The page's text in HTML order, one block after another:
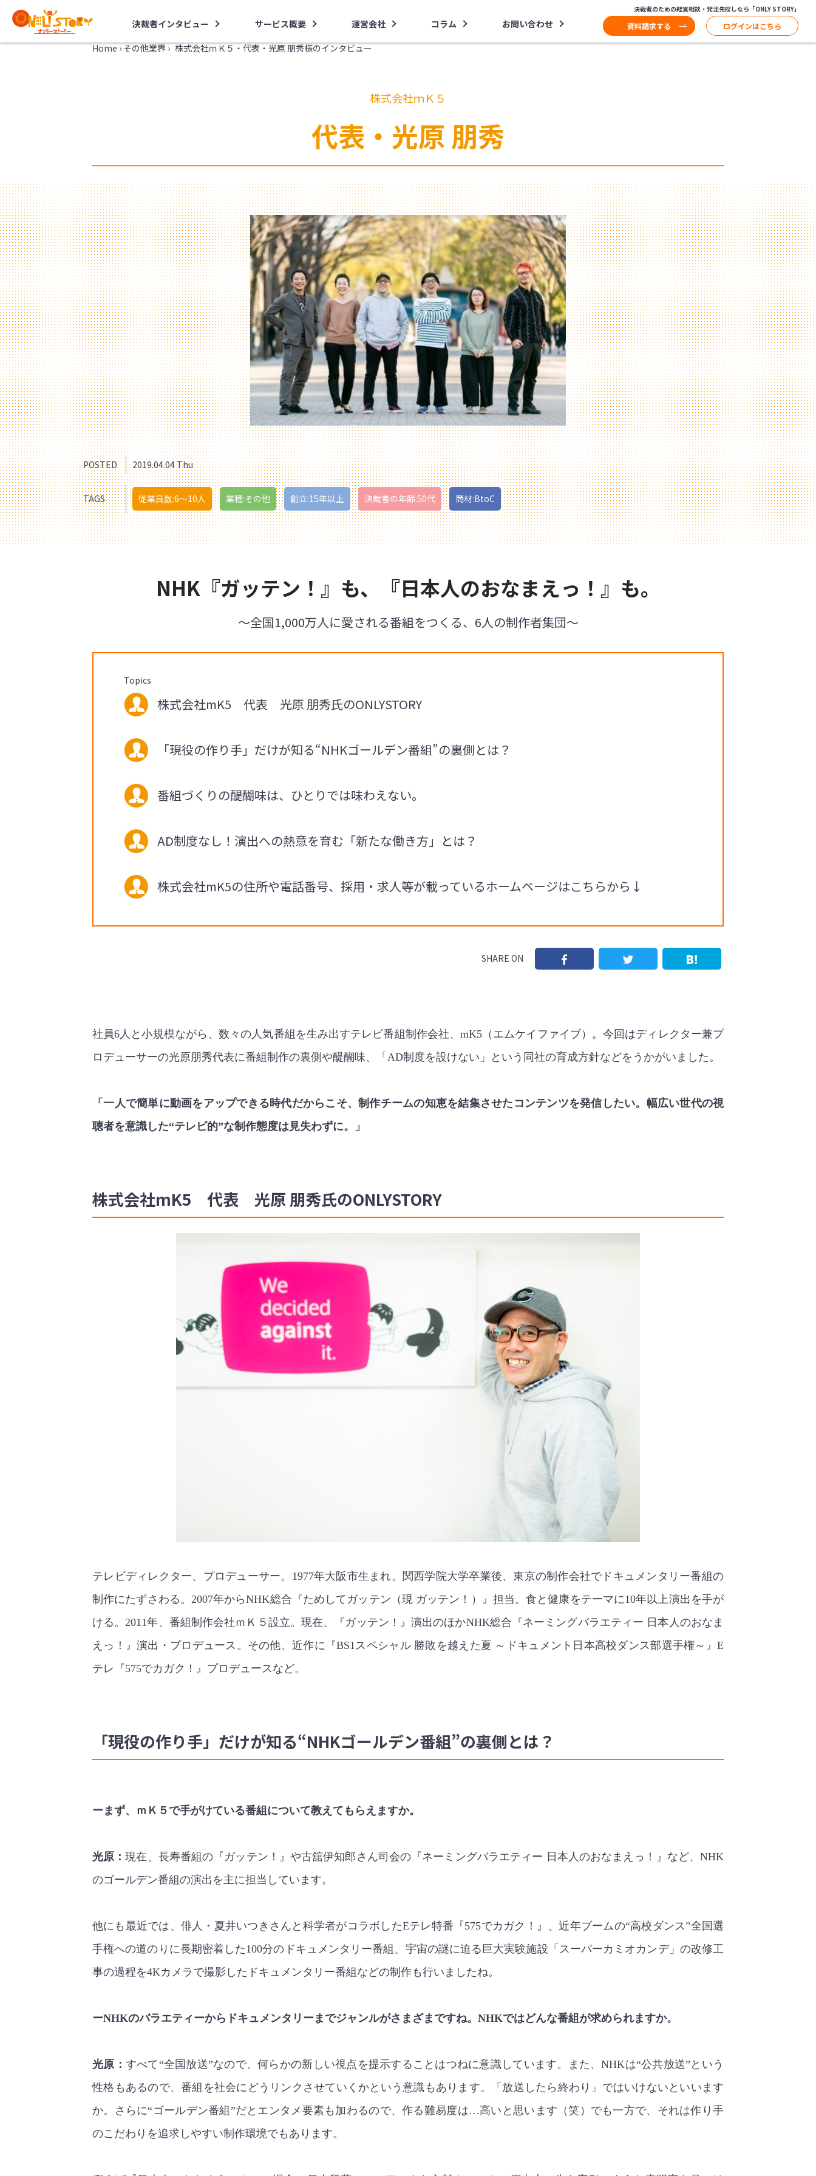
決裁者インタビュー サービス概要 運営会社 コラム お問い合わせ
決裁者のための経営相談・発注先探しなら「ONLY STORY」
資料請求する ログインはこちら
Home › その他業界 › 株式会社ｍＫ５・代表・光原 朋秀様のインタビュー
株式会社ｍＫ５
代表・光原 朋秀
POSTED 2019.04.04 Thu
TAGS 従業員数:6～10人 業種:その他 創立:15年以上 決裁者の年齢:50代 商材:BtoC
NHK『ガッテン！』も、『日本人のおなまえっ！』も。
〜全国1,000万人に愛される番組をつくる、6人の制作者集団〜
Topics
株式会社mK5 代表 光原 朋秀氏のONLYSTORY
「現役の作り手」だけが知る“NHKゴールデン番組”の裏側とは？
番組づくりの醍醐味は、ひとりでは味わえない。
AD制度なし！演出への熱意を育む「新たな働き方」とは？
株式会社mK5の住所や電話番号、採用・求人等が載っているホームページはこちらから↓
SHARE ON
社員6人と小規模ながら、数々の人気番組を生み出すテレビ番組制作会社、mK5（エムケイファイブ）。今回はディレクター兼プ
ロデューサーの光原朋秀代表に番組制作の裏側や醍醐味、「AD制度を設けない」という同社の育成方針などをうかがいました。
「一人で簡単に動画をアップできる時代だからこそ、制作チームの知恵を結集させたコンテンツを発信したい。幅広い世代の視
聴者を意識した“テレビ的”な制作態度は見失わずに。」
株式会社mK5 代表 光原 朋秀氏のONLYSTORY
テレビディレクター、プロデューサー。1977年大阪市生まれ。関西学院大学卒業後、東京の制作会社でドキュメンタリー番組の
制作にたずさわる。2007年からNHK総合『ためしてガッテン（現 ガッテン！）』担当。食と健康をテーマに10年以上演出を手が
ける。2011年、番組制作会社ｍＫ５設立。現在、『ガッテン！』演出のほかNHK総合『ネーミングバラエティー 日本人のおなま
えっ！』演出・プロデュース。その他、近作に『BS1スペシャル 勝敗を越えた夏 ～ドキュメント日本高校ダンス部選手権～』E
テレ『575でカガク！』プロデュースなど。
「現役の作り手」だけが知る“NHKゴールデン番組”の裏側とは？
ーまず、ｍＫ５で手がけている番組について教えてもらえますか。
光原：現在、長寿番組の『ガッテン！』や古舘伊知郎さん司会の『ネーミングバラエティー 日本人のおなまえっ！』など、NHK
のゴールデン番組の演出を主に担当しています。
他にも最近では、俳人・夏井いつきさんと科学者がコラボしたEテレ特番『575でカガク！』、近年ブームの“高校ダンス”全国選
手権への道のりに長期密着した100分のドキュメンタリー番組、宇宙の謎に迫る巨大実験施設「スーパーカミオカンデ」の改修工
事の過程を4Kカメラで撮影したドキュメンタリー番組などの制作も行いましたね。
ーNHKのバラエティーからドキュメンタリーまでジャンルがさまざまですね。NHKではどんな番組が求められますか。
光原： すべて“全国放送”なので、何らかの新しい視点を提示することはつねに意識しています。また、NHKは“公共放送”という
性格もあるので、番組を社会にどうリンクさせていくかという意識もあります。「放送したら終わり」ではいけないといいます
か。さらに“ゴールデン番組”だとエンタメ要素も加わるので、作る難易度は…高いと思います（笑）でも一方で、それは作り手
のこだわりを追求しやすい制作環境でもあります。